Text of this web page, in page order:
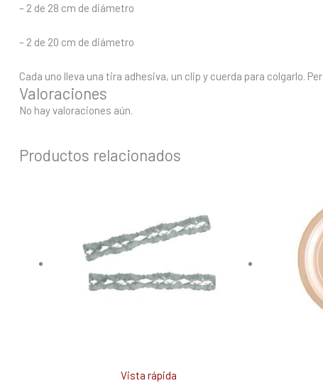
– 2 de 28 cm de diámetro
– 2 de 20 cm de diámetro
Cada uno lleva una tira adhesiva, un clip y cuerda para colgarlo.
Valoraciones
No hay valoraciones aún.
Productos relacionados
Vista rápida